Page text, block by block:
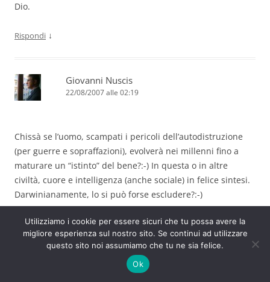
Dio.
Rispondi ↓
Giovanni Nuscis
22/08/2007 alle 02:19
Chissà se l’uomo, scampati i pericoli dell’autodistruzione
(per guerre e sopraffazioni), evolverà nei millenni fino a
maturare un “istinto” del bene?:-) In questa o in altre
civiltà, cuore e intelligenza (anche sociale) in felice sintesi.
Darwinianamente, lo si può forse escludere?:-)
Grazie per i vostri interventi.
Giovanni
Utilizziamo i cookie per essere sicuri che tu possa avere la
migliore esperienza sul nostro sito. Se continui ad utilizzare
questo sito noi assumiamo che tu ne sia felice.
Ok